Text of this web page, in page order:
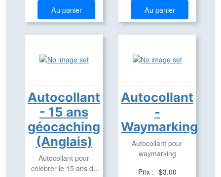
Au panier Au panier
Autocollant
- 15 ans
géocaching
(Anglais)
Autocollant pour
célébrer le 15 ans de
Autocollant
-
Waymarking
Autocollant pour
waymarking
Prix : $3.00